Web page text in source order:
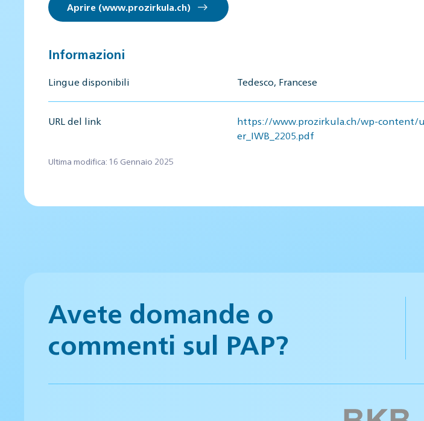
Aprire (www.prozirkula.ch)
Informazioni
Lingue disponibili Tedesco, Francese
URL del link
https://www.prozirkula.ch/wp-content/
er_IWB_2205.pdf
Ultima modifica: 16 Gennaio 2025
Avete domande o
commenti sul PAP?